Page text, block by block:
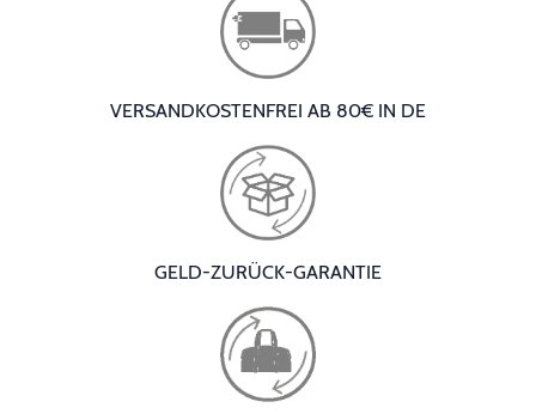
VERSANDKOSTENFREI AB 80€ IN DE
GELD-ZURÜCK-GARANTIE